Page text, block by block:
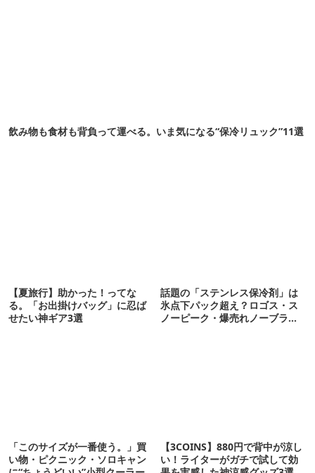
飲み物も食材も背負って運べる。いま気になる“保冷リュック”11選
【夏旅行】助かった！ってな
る。「お出掛けバッグ」に忍ば
せたい神ギア3選
話題の「ステンレス保冷剤」は
氷点下パック超え？ロゴス・ス
ノーピーク・爆売れノーブラン
「このサイズが一番使う。」買
い物・ピクニック・ソロキャン
【3COINS】880円で背中が涼し
い！ライターがガチで試して効